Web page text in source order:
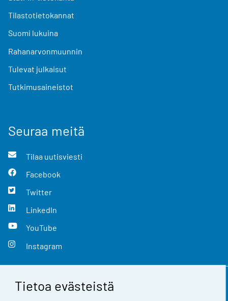
Tietoa evästeistä
Tilastotietokannat
Suomi lukuina
Rahanarvonmuunnin
Tulevat julkaisut
Tutkimusaineistot
Seuraa meitä
Tilaa uutisviesti
Facebook
Twitter
LinkedIn
YouTube
Instagram
Yhteystiedot